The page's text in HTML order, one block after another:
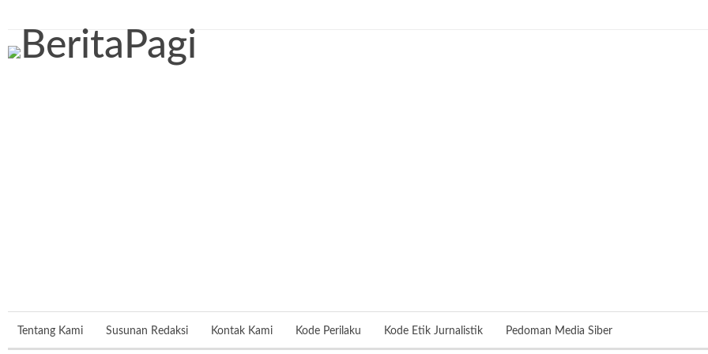
Tentang Kami Susunan Redaksi Kontak Kami Kode Perilaku Kode Etik Jurnalistik Pedoman Media Siber